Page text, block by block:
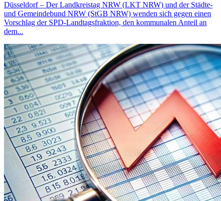
Düsseldorf – Der Landkreistag NRW (LKT NRW) und der Städte-
und Gemeindebund NRW (StGB NRW) wenden sich gegen einen
Vorschlag der SPD-Landtagsfraktion, den kommunalen Anteil an
dem...